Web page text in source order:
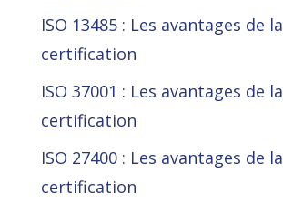
ISO 13485 : Les avantages de la
certification
ISO 37001 : Les avantages de la
certification
ISO 27400 : Les avantages de la
certification